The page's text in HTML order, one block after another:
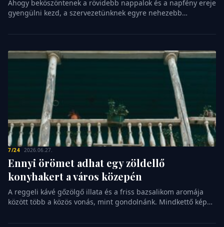
indítunk,
mintha
létezésünkért
is
elnézést
kérnünk.
reflexszerű
udvariasság
sok
nő
életének
állandó
kísérője,
amely
mögött
Ahogy beköszöntenek a rövidebb nappalok és a napfény ereje
gyengülni kezd, a szervezetünknek egyre nehezebb
egy kiadós séta a friss levegőn elegendő a feltöltődéshez, ám
már nem teszi lehetővé a természetes vitamintermelést. Itt
jön képbe az egyik […]
7/24 2026.06.27.
Ennyi örömet adhat egy zöldellő
konyhakert a város közepén
A reggeli kávé gőzölgő illata és a friss bazsalikom aromája
között több a közös vonás, mint gondolnánk. Mindkettő képes
hétköznapokban. Sokan hiszik azt, hogy a kertészkedés a